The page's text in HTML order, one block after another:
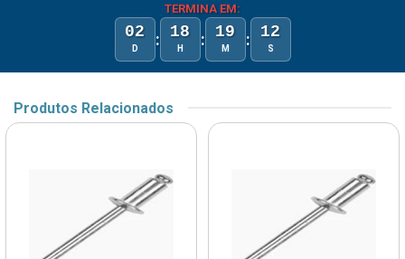
TERMINA EM:
02
D : 18
H : 19
M : 12
S
Produtos Relacionados